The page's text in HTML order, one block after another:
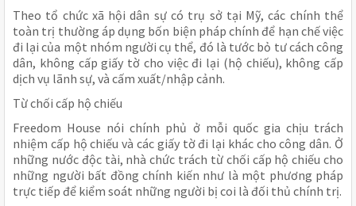
Theo tổ chức xã hội dân sự có trụ sở tại Mỹ, các chính thể
toàn trị thường áp dụng bốn biện pháp chính để hạn chế việc
đi lại của một nhóm người cụ thể, đó là tước bỏ tư cách công
dân, không cấp giấy tờ cho việc đi lại (hộ chiếu), không cấp
dịch vụ lãnh sự, và cấm xuất/nhập cảnh.
Từ chối cấp hộ chiếu
Freedom House nói chính phủ ở mỗi quốc gia chịu trách
nhiệm cấp hộ chiếu và các giấy tờ đi lại khác cho công dân. Ở
những nước độc tài, nhà chức trách từ chối cấp hộ chiếu cho
những người bất đồng chính kiến như là một phương pháp
trực tiếp để kiểm soát những người bị coi là đối thủ chính trị.